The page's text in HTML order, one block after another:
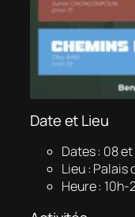
Date et Lieu
Dates : 08
Lieu : Palais
Heure : 10h-